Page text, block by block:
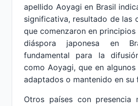
apellido Aoyagi en Brasil
significativa, resultado de las
que comenzaron en principios
diáspora japonesa en
fundamental para la
como Aoyagi, que en
adaptados o mantenido en su
Otros países con presencia